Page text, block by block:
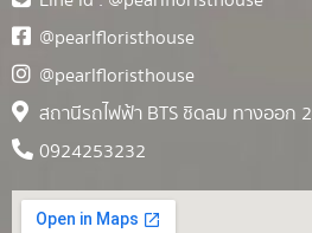
@pearlfloristhouse
@pearlfloristhouse
สถานีรถไฟฟ้า BTS ชิดลม ทางออก 2
0924253232